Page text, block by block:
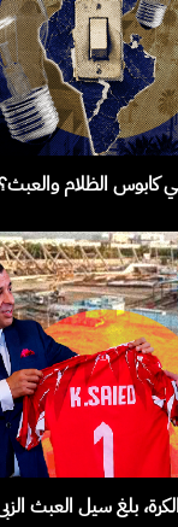
كابوس الظلام
بلغ سيل العبث